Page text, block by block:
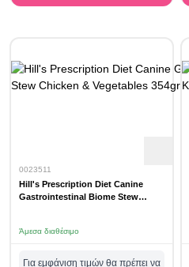
0023511
Hill's Prescription Diet Canine
Gastrointestinal Biome Stew
Άμεσα διαθέσιμο
Για εμφάνιση τιμών θα πρέπει να